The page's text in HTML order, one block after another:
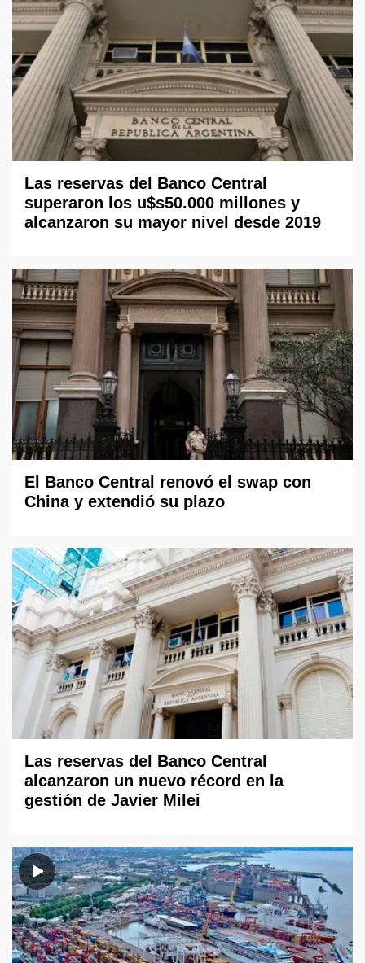
Las reservas del Banco Central
superaron los u$s50.000 millones y
alcanzaron su mayor nivel desde 2019
El Banco Central renovó el swap con
China y extendió su plazo
Las reservas del Banco Central
alcanzaron un nuevo récord en la
gestión de Javier Milei